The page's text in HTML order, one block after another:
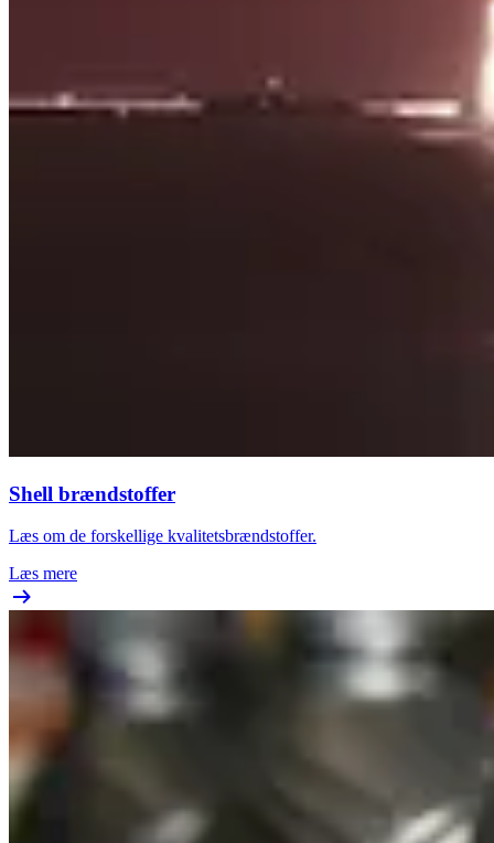
Shell brændstoffer
Læs om de forskellige kvalitetsbrændstoffer.
Læs mere